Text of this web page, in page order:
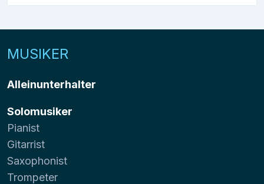
MUSIKER
Alleinunterhalter
Solomusiker
Pianist
Gitarrist
Saxophonist
Trompeter